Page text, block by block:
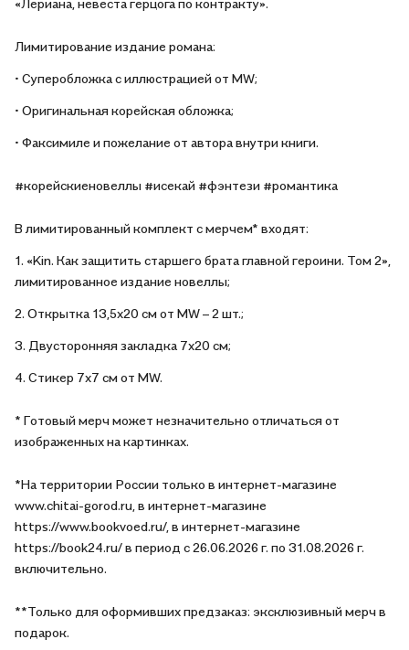
«Лериана, невеста герцога по контракту».
Лимитирование издание романа:
• Суперобложка с иллюстрацией от MW;
• Оригинальная корейская обложка;
• Факсимиле и пожелание от автора внутри книги.
#корейскиеновеллы #исекай #фэнтези #романтика
В лимитированный комплект с мерчем* входят:
1. «Kin. Как защитить старшего брата главной героини. Том 2»,
лимитированное издание новеллы;
2. Открытка 13,5х20 см от MW – 2 шт.;
3. Двусторонняя закладка 7х20 см;
4. Стикер 7х7 см от MW.
* Готовый мерч может незначительно отличаться от
изображенных на картинках.
*На территории России только в интернет-магазине
www.chitai-gorod.ru, в интернет-магазине
https://www.bookvoed.ru/, в интернет-магазине
https://book24.ru/ в период с 26.06.2026 г. по 31.08.2026 г.
включительно.
**Только для оформивших предзаказ: эксклюзивный мерч в
подарок.